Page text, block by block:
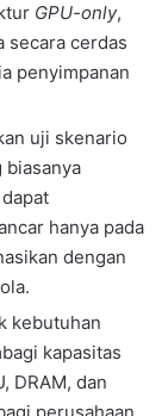
GPU-only,
secara cerdas
penyimpanan
uji skenario
hanya pada
dengan
kebutuhan
kapasitas
DRAM, dan